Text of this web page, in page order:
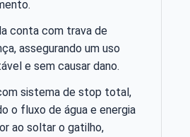
conta com trava de
assegurando um uso
e sem causar dano.
sistema de stop total,
o fluxo de água e energia
ao soltar o gatilho,